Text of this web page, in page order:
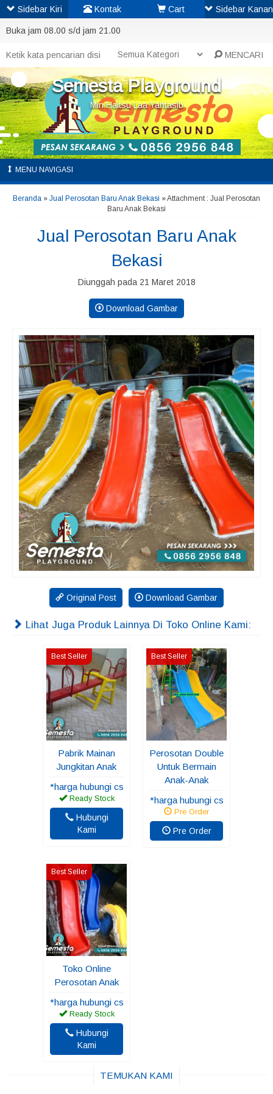
Buka jam 08.00 s/d jam 21.00
MENCARI
Semesta Playground
Min Haitsu Laa Yahtasib
MENU NAVIGASI
Beranda » Jual Perosotan Baru Anak Bekasi » Attachment : Jual Perosotan
Baru Anak Bekasi
Jual Perosotan Baru Anak
Bekasi
Diunggah pada 21 Maret 2018
Download Gambar
Original Post Download Gambar
Lihat Juga Produk Lainnya Di Toko Online Kami:
Best Seller
Pabrik Mainan
Jungkitan Anak
*harga hubungi cs
Ready Stock
Hubungi
Kami
Best Seller
Perosotan Double
Untuk Bermain
Anak-Anak
*harga hubungi cs
Pre Order
Pre Order
Best Seller
Toko Online
Perosotan Anak
*harga hubungi cs
Ready Stock
Hubungi
Kami
TEMUKAN KAMI
Sidebar Kiri Kontak Cart Sidebar Kanan